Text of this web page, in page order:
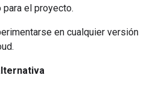
el proyecto.
en cualquier versión